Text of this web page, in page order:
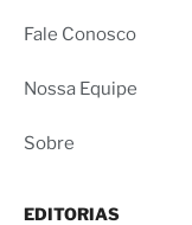
Fale Conosco
Nossa Equipe
Sobre
EDITORIAS